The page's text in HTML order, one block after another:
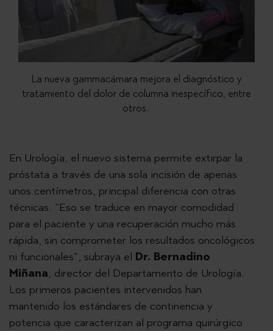
La nueva gammacámara mejora el diagnóstico y
tratamiento del dolor de columna inespecífico, entre
otros.
En Urología, el nuevo sistema permite extirpar la
próstata a través de una sola incisión de apenas
unos centímetros, principal diferencia con otras
técnicas. “Eso se traduce en mayor comodidad
para el paciente y una recuperación mucho más
rápida, sin comprometer los resultados oncológicos
ni funcionales”, subraya el Dr. Bernadino
Miñana, director del Departamento de Urología.
Los primeros pacientes intervenidos han
mantenido los estándares de continencia y
potencia que caracterizan al programa quirúrgico